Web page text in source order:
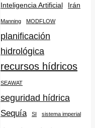
Inteligencia Artificial
Irán
Manning MODFLOW
planificación
hidrológica
recursos hídricos
SEAWAT
seguridad hídrica
Sequía SI sistema imperial